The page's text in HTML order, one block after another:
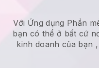
Với Ứng dụng Phần
bạn có thể ở bất cứ
kinh doanh của bạn